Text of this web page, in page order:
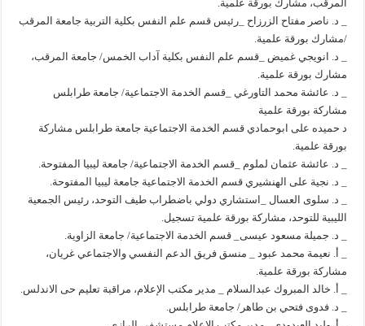
المرقب، مشارك بورقة علمية.
_ د. ناصر مفتاح الزرزاح _رئيس قسم علم النفس بكلية التربية جامعة المرقب
/مشارك بورقة علمية.
_ د. انويجي غميض _قسم علم النفس بكلية آداب الخمس/ جامعة المرقب،
مشارك بورقة علمية.
_ د. عائشة محمد التاورغي _قسم الخدمة الاجتماعية/ جامعة طرابلس
مشاركة بورقة علمية
د حميده على ابوحمادي قسم الخدمة الاجتماعية جامعة طرابلس مشاركة
بورقة علمية.
_ د. عائشة عثمان لملوم _قسم الخدمة الاجتماعية/ جامعة ليبيا المفتوحة.
_ د. نجية على الهنشيري قسم الخدمة الاجتماعية جامعة ليبيا المفتوحة.
_ د. سلوى العسال _استشاري دولي باضطراب طيف التوحد، رئيس الجمعية
الليبية للتوحد، مشاركة بورقة علمية تسجيل.
_ د. جميلة مسعود عيسى_ قسم الخدمة الاجتماعية/ جامعة الزاوية.
_ أ. نعيمة محمد عبود _ منسق فريق الدعم النفسي والاجتماعي غريان،
مشاركة بورقة علمية.
_ أ. خالد المبروك عبدالسلام _ مدير مكتب الإعلام، مراقبة تعليم حى الاندلس.
_ د. فدوى فتحي بن طاهر/ جامعة طرابلس.